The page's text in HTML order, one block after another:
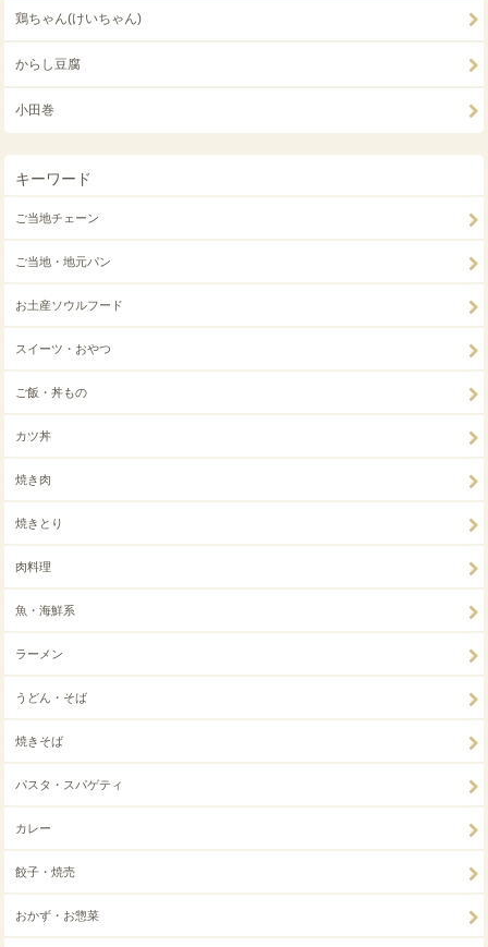
鶏ちゃん(けいちゃん)
からし豆腐
小田巻
キーワード
ご当地チェーン
ご当地・地元パン
お土産ソウルフード
スイーツ・おやつ
ご飯・丼もの
カツ丼
焼き肉
焼きとり
肉料理
魚・海鮮系
ラーメン
うどん・そば
焼きそば
パスタ・スパゲティ
カレー
餃子・焼売
おかず・お惣菜